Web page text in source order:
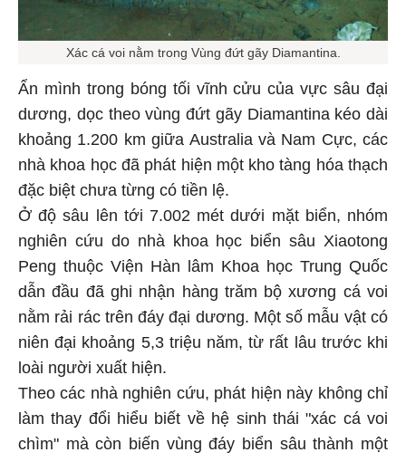
Xác cá voi nằm trong Vùng đứt gãy Diamantina.
Ẩn mình trong bóng tối vĩnh cửu của vực sâu đại
dương, dọc theo vùng đứt gãy Diamantina kéo dài
khoảng 1.200 km giữa Australia và Nam Cực, các
nhà khoa học đã phát hiện một kho tàng hóa thạch
đặc biệt chưa từng có tiền lệ.
Ở độ sâu lên tới 7.002 mét dưới mặt biển, nhóm
nghiên cứu do nhà khoa học biển sâu Xiaotong
Peng thuộc Viện Hàn lâm Khoa học Trung Quốc
dẫn đầu đã ghi nhận hàng trăm bộ xương cá voi
nằm rải rác trên đáy đại dương. Một số mẫu vật có
niên đại khoảng 5,3 triệu năm, từ rất lâu trước khi
loài người xuất hiện.
Theo các nhà nghiên cứu, phát hiện này không chỉ
làm thay đổi hiểu biết về hệ sinh thái "xác cá voi
chìm" mà còn biến vùng đáy biển sâu thành một